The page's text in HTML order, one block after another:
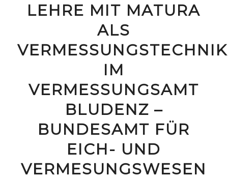
LEHRE MIT MATURA
ALS
IM
VERMESSUNGSAMT
BLUDENZ –
BUNDESAMT FÜR
EICH- UND
VERMESUNGSWESEN